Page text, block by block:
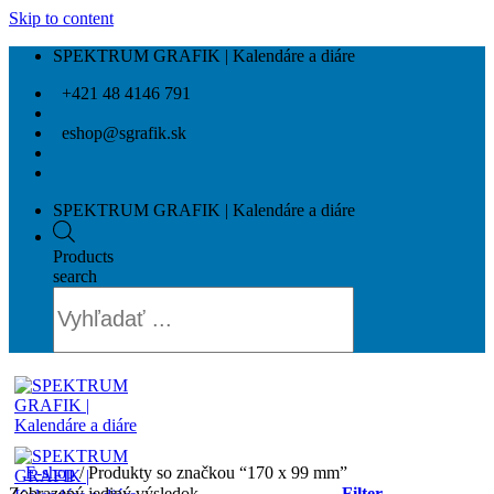
Skip to content
SPEKTRUM GRAFIK | Kalendáre a diáre
+421 48 4146 791
eshop@sgrafik.sk
SPEKTRUM GRAFIK | Kalendáre a diáre
Products
search
E-shop /Produkty so značkou “170 x 99 mm”